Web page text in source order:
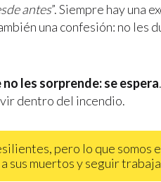
antes”. Siempre hay una
una confesión: no les
les sorprende: se espera
dentro del incendio.
pero lo que somos
sus muertos y seguir